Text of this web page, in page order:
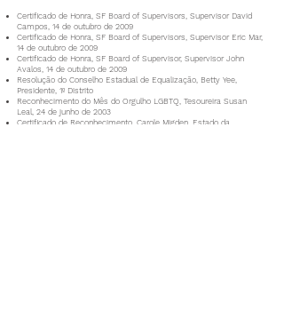
Certificado de Honra, SF Board of Supervisors, Supervisor David
Campos, 14 de outubro de 2009
Certificado de Honra, SF Board of Supervisors, Supervisor Eric Mar,
14 de outubro de 2009
Certificado de Honra, SF Board of Supervisor, Supervisor John
Avalos, 14 de outubro de 2009
Resolução do Conselho Estadual de Equalização, Betty Yee,
Presidente, 1º Distrito
Reconhecimento do Mês do Orgulho LGBTQ, Tesoureira Susan
Leal, 24 de junho de 2003
Certificado de Reconhecimento, Carole Migden, Estado da